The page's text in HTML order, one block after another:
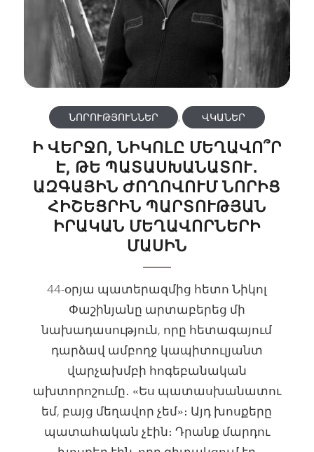
Ի ՎԵՐՋՈ, ՆԻԿՈԼԸ ՄԵՂԱՎՈ՞Ր
Է, ԹԵ ՊԱՏԱՍԽԱՆԱՏՈՒ․
ԱԶԳԱՅԻՆ ԺՈՂՈՎՈՒՄ ՆՈՐԻՑ
ՀԻՇԵՑՐԻՆ ՊԱՐՏՈՒԹՅԱՆ
ԻՐԱԿԱՆ ՄԵՂԱՎՈՐՆԵՐԻ
ՄԱՍԻՆ
ՆՈՐՈՒԹՅՈՒՆՆԵՐ , ՎԿԱՆԵՐ
44-օրյա պատերազմից հետո Նիկոլ
Փաշինյանը արտաբերեց մի
նախադասություն, որը հետագայում
դարձավ ամբողջ կապիտուլյանտ
վարչախմբի հոգեբանական
ախտորոշումը․ «Ես պատասխանատու
եմ, բայց մեղավոր չեմ»։ Այդ խոսքերը
պատահական չէին։ Դրանք մարդու